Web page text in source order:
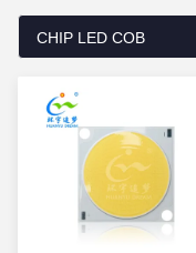
CHIP LED COB